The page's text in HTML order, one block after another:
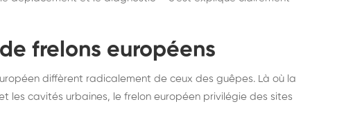
frelons européens
diffèrent radicalement de ceux des guêpes. Là où la
les cavités urbaines, le frelon européen privilégie des sites